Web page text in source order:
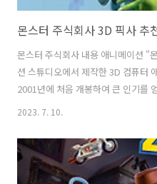
몬스터 주식회사 3D 픽사 추
몬스터 주식회사 내용 애니메이션 "
션 스튜디오에서 제작한 3D 컴퓨터
2001년에 처음 개봉하여 큰 인기를
사에서 중요한 위치를 차지하고 있습
인 몬스터 주식회사의 이야기를 다
상과 모험을 현실적이고 몰입감 있
인공인 설리와 마이크는 사람들의
2023. 7. 10.